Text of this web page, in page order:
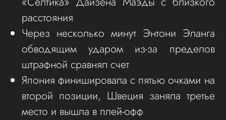
расстояния
Через несколько минут Энтони Эланга
обводящим ударом из-за пределов
штрафной сравнял счет
Япония финишировала с пятью очками на
второй позиции, Швеция заняла третье
место и вышла в плей-офф